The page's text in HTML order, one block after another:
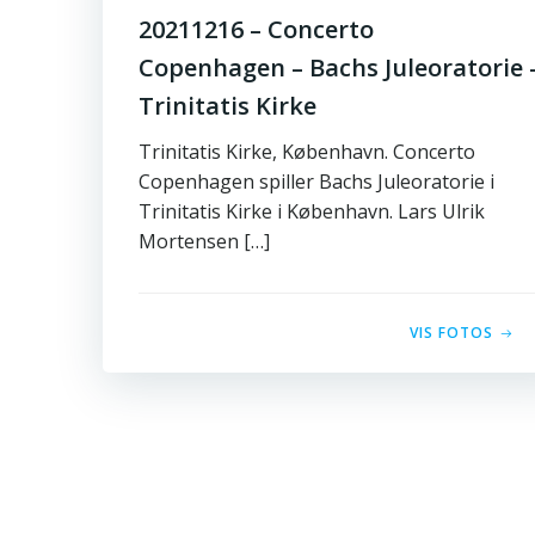
20211216 – Concerto
Copenhagen – Bachs Juleoratorie
Trinitatis Kirke
Trinitatis Kirke, København. Concerto
Copenhagen spiller Bachs Juleoratorie i
Trinitatis Kirke i København. Lars Ulrik
Mortensen […]
VIS FOTOS